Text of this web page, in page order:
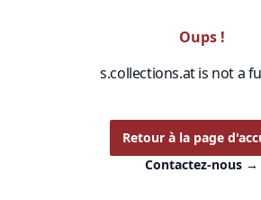
Oups !
s.collections.at is not a
Retour à la page
Contactez-nous →